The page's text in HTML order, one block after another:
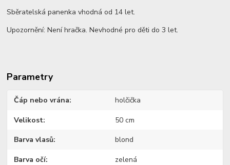
Sběratelská panenka vhodná od 14 let.
Upozornění: Není hračka. Nevhodné pro děti do 3 let.
Parametry
Čáp nebo vrána holčička
Velikost 50 cm
Barva vlasů blond
Barva očí zelená